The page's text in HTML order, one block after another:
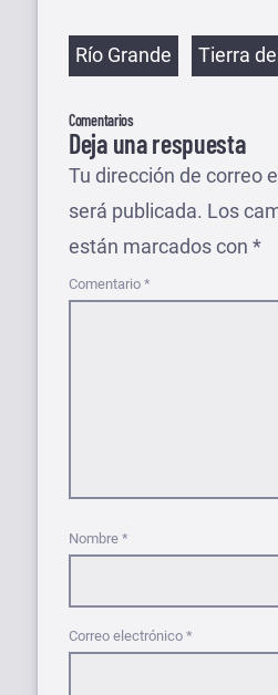
Etiquetas
Río Grande Tierra
Comentarios
Deja una respuesta
Tu dirección de correo
será publicada. Los
están marcados con *
Comentario *
Nombre *
Correo electrónico *